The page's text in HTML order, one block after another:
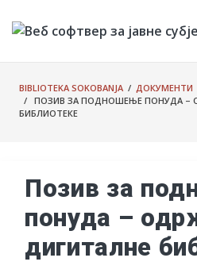
BIBLIOTEKA SOKOBANJA / ДОКУМЕНТИ
/ ПОЗИВ ЗА ПОДНОШЕЊЕ ПОНУДА –
БИБЛИОТЕКЕ
Позив за
понуда –
дигиталне